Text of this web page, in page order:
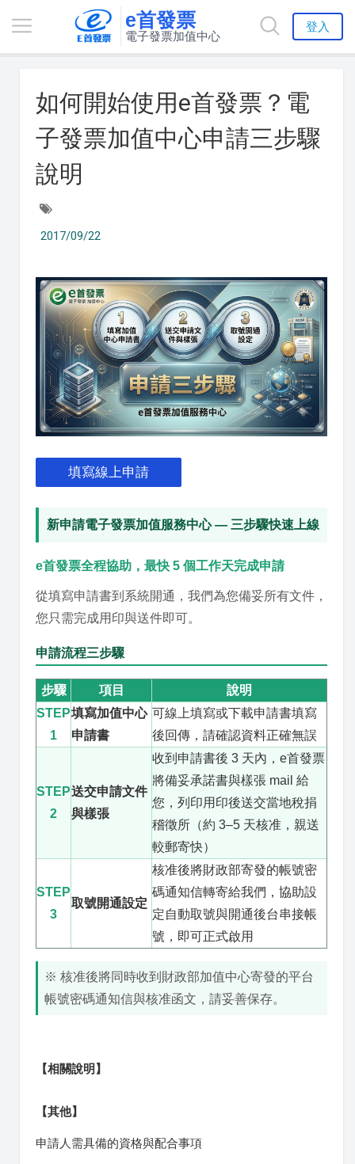
e首發票
電子發票加值中心
登入
如何開始使用e首發票？電
子發票加值中心申請三步驟
說明
2017/09/22
填寫線上申請
新申請電子發票加值服務中心 — 三步驟快速上線
e首發票全程協助，最快 5 個工作天完成申請
從填寫申請書到系統開通，我們為您備妥所有文件，
您只需完成用印與送件即可。
申請流程三步驟
步驟 項目
說明
STEP
1
填寫加值中心
申請書
可線上填寫或下載申請書填寫
後回傳，請確認資料正確無誤
STEP
2
送交申請文件
與樣張
收到申請書後 3 天內，e首發票
將備妥承諾書與樣張 mail 給
您，列印用印後送交當地稅捐
稽徵所（約 3–5 天核准，親送
較郵寄快）
STEP
3
取號開通設定
核准後將財政部寄發的帳號密
碼通知信轉寄給我們，協助設
定自動取號與開通後台串接帳
號，即可正式啟用
※ 核准後將同時收到財政部加值中心寄發的平台
帳號密碼通知信與核准函文，請妥善保存。
【相關說明】
【其他】
申請人需具備的資格與配合事項